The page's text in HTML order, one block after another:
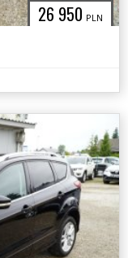
26 950 PLN